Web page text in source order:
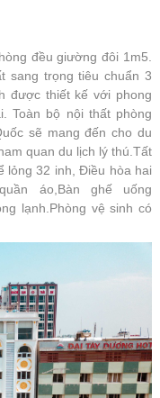
đều giường đôi 1m5.
sang trọng tiêu chuẩn 3
được thiết kế với phong
Toàn bộ nội thất phòng
sẽ mang đến cho du
quan du lịch lý thú.Tất
lỏng 32 inh, Điều hòa hai
áo,Bàn ghế uống
lạnh.Phòng vệ sinh có